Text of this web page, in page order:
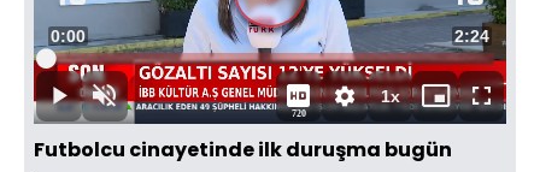
Videoyu
Oynat
OynatSesi
Aç
Süre
0:00 Toplam
Süre
2:24
720
Yüklendi:
2.31%
1xOynatma
Hızı
Mini
oynatıcı
Tam
Ekran
Futbolcu cinayetinde ilk duruşma bugün